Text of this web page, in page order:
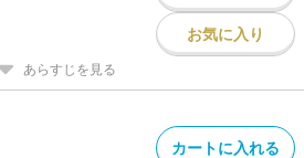
お気に入り
あらすじを見る
カートに入れる